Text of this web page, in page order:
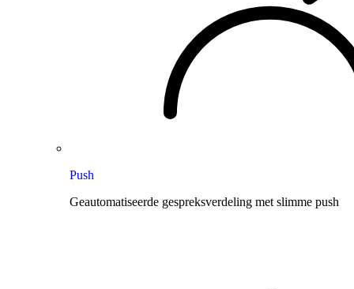
Push
Geautomatiseerde gespreksverdeling met slimme push